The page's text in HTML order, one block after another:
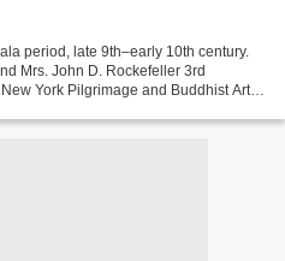
period, late 9th–early 10th century.
Mrs. John D. Rockefeller 3rd
York Pilgrimage and Buddhist Art is